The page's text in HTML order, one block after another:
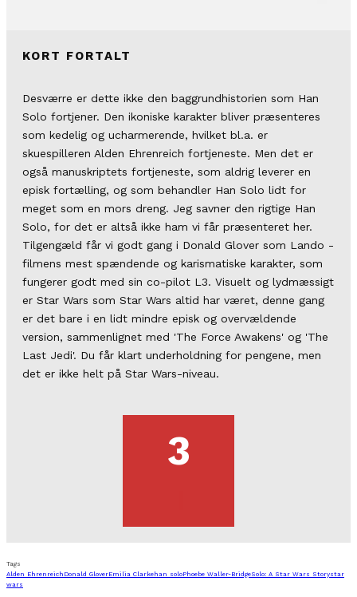
KORT FORTALT
Desværre er dette ikke den baggrundhistorien som Han
Solo fortjener. Den ikoniske karakter bliver præsenteres
som kedelig og ucharmerende, hvilket bl.a. er
skuespilleren Alden Ehrenreich fortjeneste. Men det er
også manuskriptets fortjeneste, som aldrig leverer en
episk fortælling, og som behandler Han Solo lidt for
meget som en mors dreng. Jeg savner den rigtige Han
Solo, for det er altså ikke ham vi får præsenteret her.
Tilgengæld får vi godt gang i Donald Glover som Lando -
filmens mest spændende og karismatiske karakter, som
fungerer godt med sin co-pilot L3. Visuelt og lydmæssigt
er Star Wars som Star Wars altid har været, denne gang
er det bare i en lidt mindre episk og overvældende
version, sammenlignet med 'The Force Awakens' og 'The
Last Jedi'. Du får klart underholdning for pengene, men
det er ikke helt på Star Wars-niveau.
3
Tags
Alden Ehrenreich Donald GloverEmilia Clarkehan soloPhoebe Waller-BridgeSolo: A Star Wars Storystar
wars